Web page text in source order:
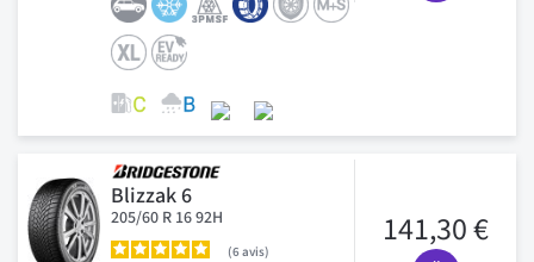
Blizzak 6
205/60 R 16 92H
6avis
141,30 €